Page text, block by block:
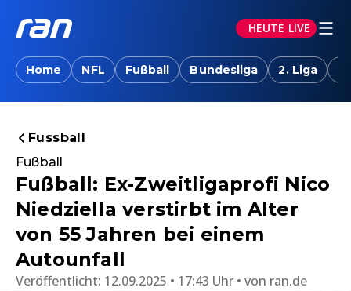
HEUTE LIVE
Home NFL Fußball Bundesliga 2. Liga
Fussball
Fußball
Fußball: Ex-Zweitligaprofi Nico
Niedziella verstirbt im Alter
von 55 Jahren bei einem
Autounfall
Veröffentlicht: 12.09.2025 • 17:43 Uhr von ran.de